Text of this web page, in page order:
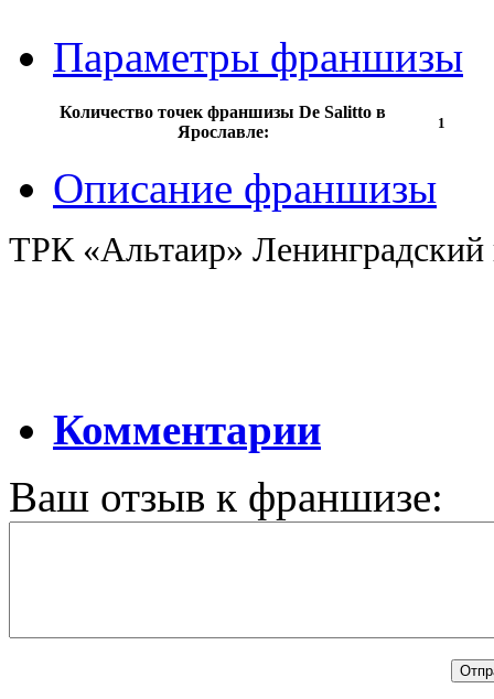
Параметры франшизы
Количество точек франшизы De Salitto в
Ярославле:
1
Описание франшизы
ТРК «Альтаир» Ленинградский
Комментарии
Ваш отзыв к франшизе: